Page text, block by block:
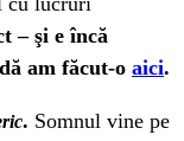
– şi e încă
am făcut-o aici.
. Somnul vine pe